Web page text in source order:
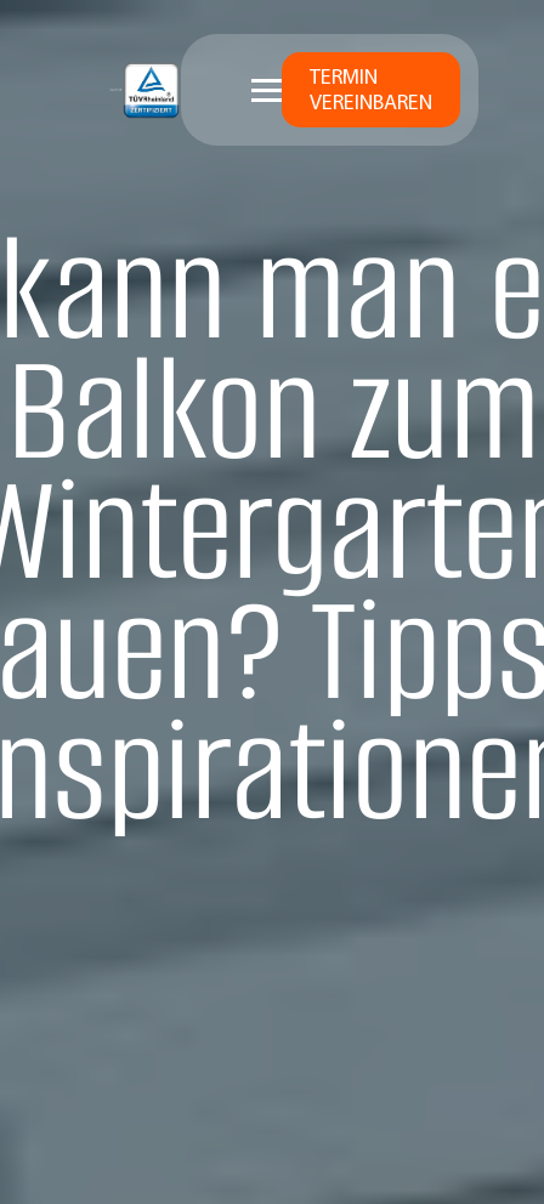
TERMIN
VEREINBAREN
man
Balkon zum